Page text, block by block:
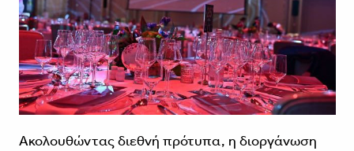
Ακολουθώντας διεθνή πρότυπα, η διοργάνωση